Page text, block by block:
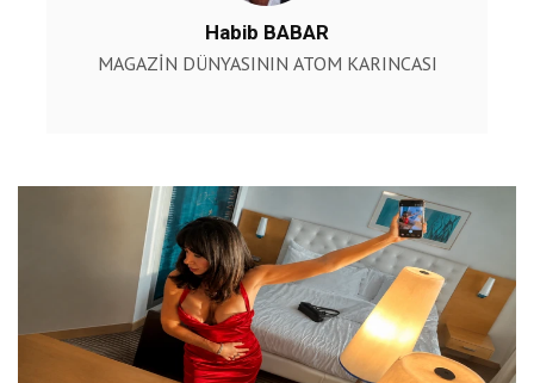
Habib BABAR
MAGAZİN DÜNYASININ ATOM KARINCASI